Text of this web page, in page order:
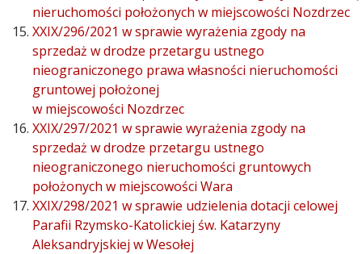
nieruchomości położonych w miejscowości Nozdrzec
XXIX/296/2021 w sprawie wyrażenia zgody na
sprzedaż w drodze przetargu ustnego
nieograniczonego prawa własności nieruchomości
gruntowej położonej
w miejscowości Nozdrzec
XXIX/297/2021 w sprawie wyrażenia zgody na
sprzedaż w drodze przetargu ustnego
nieograniczonego nieruchomości gruntowych
położonych w miejscowości Wara
XXIX/298/2021 w sprawie udzielenia dotacji celowej
Parafii Rzymsko-Katolickiej św. Katarzyny
Aleksandryjskiej w Wesołej